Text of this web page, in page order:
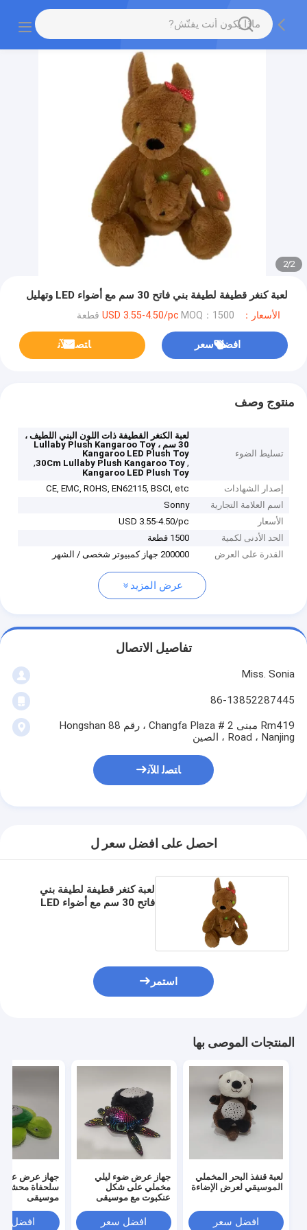
2
/
2
لعبة كنغر قطيفة لطيفة بني فاتح 30 سم مع أضواء LED وتهليل
الأسعار：USD 3.55-4.50/pc MOQ：1500 قطعة
افضل سعر ﺎﺘﺼﻟ ﺍﻶﻧ
منتوج وصف
تسليط الضوء
لعبة الكنغر القطيفة ذات اللون البني اللطيف ،
30 سم Lullaby Plush Kangaroo Toy ،
Kangaroo LED Plush Toy
,
30Cm Lullaby Plush Kangaroo Toy
,
Kangaroo LED Plush Toy
إصدار الشهادات
CE, EMC, ROHS, EN62115, BSCI, etc
اسم العلامة التجارية
Sonny
الأسعار
USD 3.55-4.50/pc
الحد الأدنى لكمية
1500 قطعة
القدرة على العرض
200000 جهاز كمبيوتر شخصى / الشهر
عرض المزيد
تفاصيل الاتصال
Miss. Sonia
86-13852287445
Rm419 مبنى 2 # Changfa Plaza ، رقم 88 Hongshan
Road ، Nanjing ، الصين
ﺎﺘﺼﻟ ﺍﻶﻧ
احصل على افضل سعر ل
لعبة كنغر قطيفة لطيفة بني
فاتح 30 سم مع أضواء LED
استمر
المنتجات الموصى بها
لعبة قنفذ البحر المخملي
الموسيقي لعرض الإضاءة
افضل سعر
جهاز عرض ضوء ليلي
مخملي على شكل
عنكبوت مع موسيقى
افضل سعر
جهاز عرض
سلحفاة
موسيقى
افضل